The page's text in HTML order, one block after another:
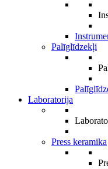
Palīglīdzekļi
Laboratorija
Press keramika